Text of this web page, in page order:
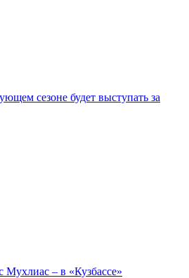
сезоне будет выступать за
– в «Кузбассе»